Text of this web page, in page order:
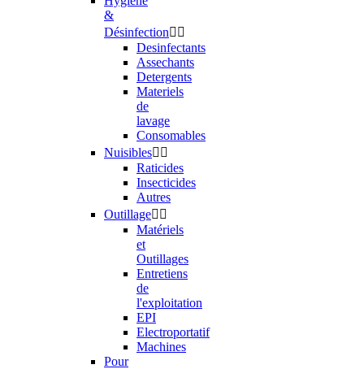
&
Désinfection 
Desinfectants
Assechants
Detergents
Materiels
de
lavage
Consomables
Nuisibles 
Raticides
Insecticides
Autres
Outillage 
Matériels
et
Outillages
Entretiens
de
l'exploitation
EPI
Electroportatif
Machines
Pour